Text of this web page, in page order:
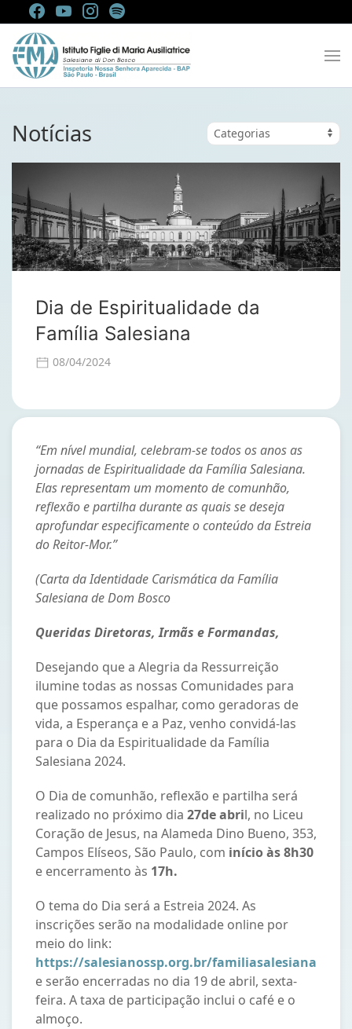
Notícias
Dia de Espiritualidade da
Família Salesiana
08/04/2024
“Em nível mundial, celebram-se todos os anos as
jornadas de Espiritualidade da Família Salesiana.
Elas representam um momento de comunhão,
reflexão e partilha durante as quaisse deseja
aprofundar especificamente o conteúdo da Estreia
do Reitor-Mor.”
(Carta da Identidade Carismática da Família
Salesiana de Dom Bosco
Queridas Diretoras, Irmãs e Formandas,
Desejando que a Alegria da Ressurreição
ilumine todas as nossas Comunidades para
que possamos espalhar, como geradoras de
vida, a Esperança e a Paz, venho convidá-las
para o Dia da Espiritualidade da Família
Salesiana 2024.
O Dia de comunhão, reflexão e partilha será
realizado no próximo dia 27de abril, no Liceu
Coração de Jesus, na Alameda Dino Bueno, 353,
Campos Elíseos, São Paulo, com início às 8h30
e encerramento às 17h.
O tema do Dia será a Estreia 2024. As
inscrições serão na modalidade online por
meio do link:
https://salesianossp.org.br/familiasalesiana
e serão encerradas no dia 19 de abril, sexta-
feira. A taxa de participação inclui o café e o
almoço.